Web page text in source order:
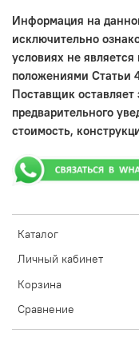
Каталог
Личный кабинет
Корзина
Сравнение
Информация на
исключительно
условиях не
положениями Статьи
Поставщик оставляет
предварительного
стоимость,